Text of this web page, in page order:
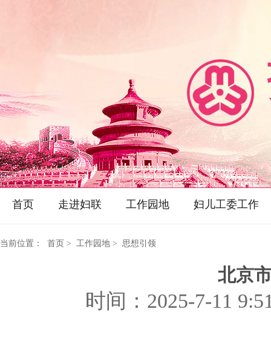
首页 走进妇联 工作园地 妇儿工委工作
当前位置： 首页 > 工作园地 > 思想引领
北京
时间：2025-7-11